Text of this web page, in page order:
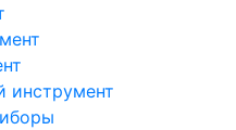
инструмент